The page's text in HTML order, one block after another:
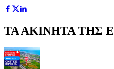
ΤΑ ΑΚΙΝΗΤΑ ΤΗΣ